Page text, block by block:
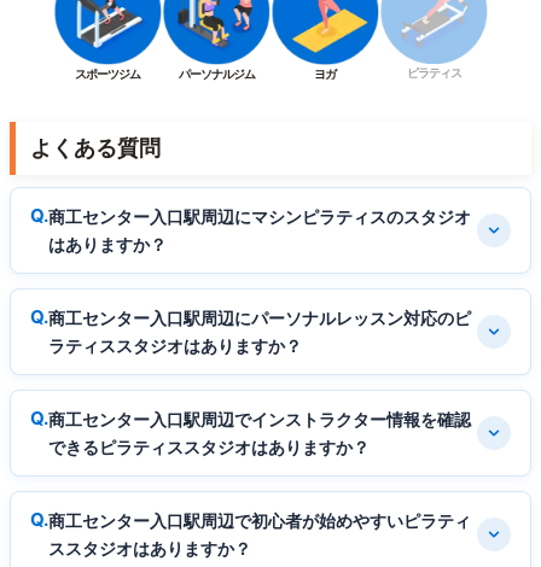
スポーツジム パーソナルジム ヨガ ピラティス
よくある質問
商工センター入口駅周辺にマシンピラティスのスタジオ
はありますか？
商工センター入口駅周辺にパーソナルレッスン対応のピ
ラティススタジオはありますか？
商工センター入口駅周辺でインストラクター情報を確認
できるピラティススタジオはありますか？
商工センター入口駅周辺で初心者が始めやすいピラティ
ススタジオはありますか？